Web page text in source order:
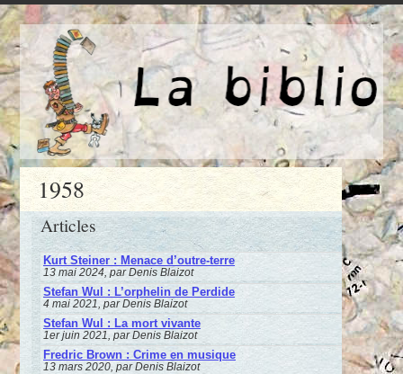
1958
Articles
Kurt Steiner : Menace d’outre-terre
13 mai 2024, par Denis Blaizot
Stefan Wul : L’orphelin de Perdide
4 mai 2021, par Denis Blaizot
Stefan Wul : La mort vivante
1er juin 2021, par Denis Blaizot
Fredric Brown : Crime en musique
13 mars 2020, par Denis Blaizot